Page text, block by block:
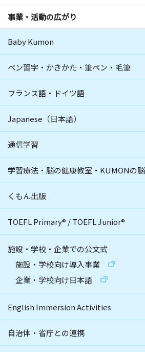
事業・活動の広がり
Baby Kumon
ペン習字・かきかた・筆ペン・毛筆
フランス語・ドイツ語
Japanese（日本語）
通信学習
学習療法・脳の健康教室・KUMONの
くもん出版
TOEFL Primary® /TOEFL Junior®
施設・学校・企業での公文式
施設・学校向け導入事業
企業・学校向け日本語
English Immersion Activities
自治体・省庁との連携